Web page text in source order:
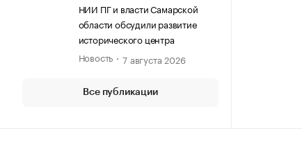
НИИ ПГ и власти Самарской
области обсудили развитие
исторического центра
Новость
7 августа 2026
Все публикации